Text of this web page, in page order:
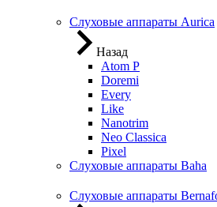
Слуховые аппараты Aurica
Назад
Atom P
Doremi
Every
Like
Nanotrim
Neo Classica
Pixel
Слуховые аппараты Baha
Слуховые аппараты